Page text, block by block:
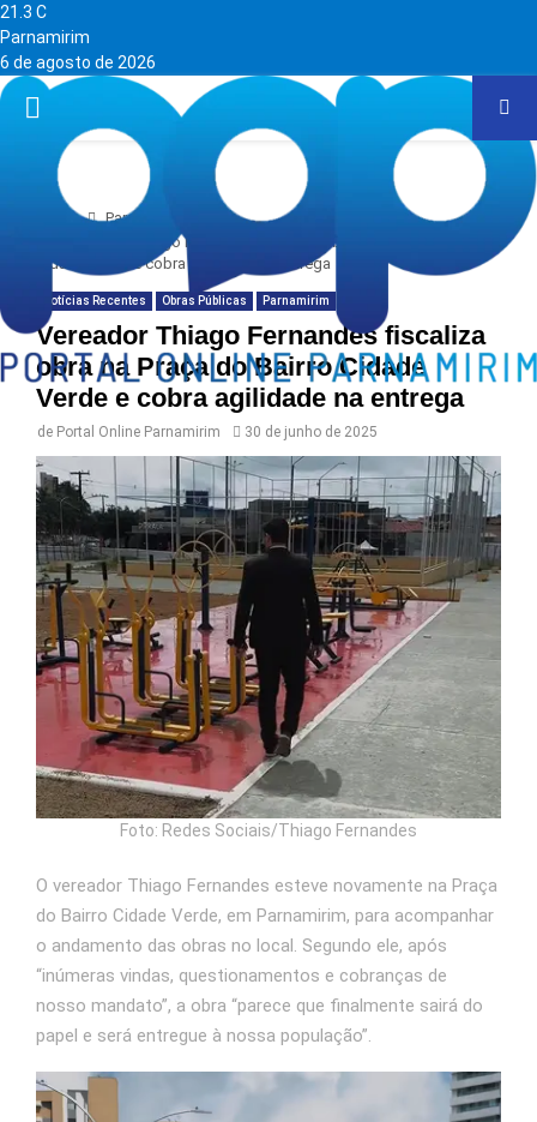
21.3 C
Parnamirim
6 de agosto de 2026
PRIMARY
MENU
Home
Parnamirim
Vereador Thiago Fernandes fiscaliza obra na Praça do Bairro
Cidade Verde e cobra agilidade na entrega
Notícias Recentes Obras Públicas Parnamirim
Vereador Thiago Fernandes fiscaliza
obra na Praça do Bairro Cidade
Verde e cobra agilidade na entrega
de Portal Online Parnamirim 30 de junho de 2025
Foto: Redes Sociais/Thiago Fernandes
O vereador Thiago Fernandes esteve novamente na Praça
do Bairro Cidade Verde, em Parnamirim, para acompanhar
o andamento das obras no local. Segundo ele, após
“inúmeras vindas, questionamentos e cobranças de
nosso mandato”, a obra “parece que finalmente sairá do
papel e será entregue à nossa população”.